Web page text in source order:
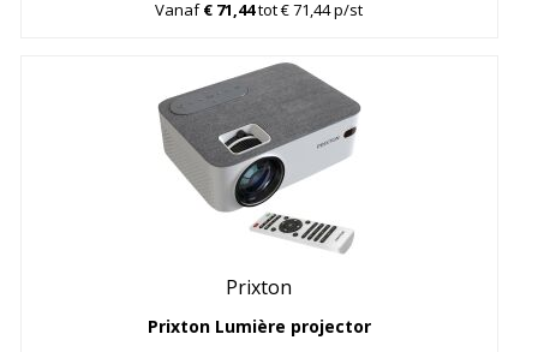
Vanaf€ 71,44tot € 71,44 p/st
Prixton
Prixton Lumière projector